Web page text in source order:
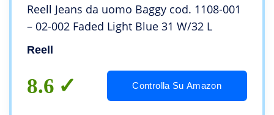
Reell Jeans da uomo Baggy cod. 1108-001
– 02-002 Faded Light Blue 31 W/32 L
Reell
8.6 Controlla Su Amazon